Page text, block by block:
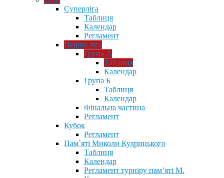
Суперліга
Таблиця
Календар
Регламент
Перша ліга
Група А
Таблиця
Календар
Група Б
Таблиця
Календар
Фінальна частина
Регламент
Кубок
Регламент
Пам`яті Миколи Кудрицького
Таблиця
Календар
Регламент турніру пам’яті М.